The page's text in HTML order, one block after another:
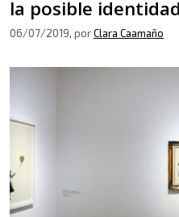
la posible
06/07/2019, porClara Caamaño